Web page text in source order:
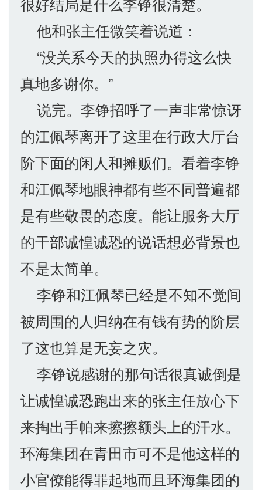
他和张主任微笑着说道：
“没关系今天的执照办得这么快
真地多谢你。”
说完。李铮招呼了一声非常惊讶
的江佩琴离开了这里在行政大厅台
阶下面的闲人和摊贩们。看着李铮
和江佩琴地眼神都有些不同普遍都
是有些敬畏的态度。能让服务大厅
的干部诚惶诚恐的说话想必背景也
不是太简单。
李铮和江佩琴已经是不知不觉间
被周围的人归纳在有钱有势的阶层
了这也算是无妄之灾。
李铮说感谢的那句话很真诚倒是
让诚惶诚恐跑出来的张主任放心下
来掏出手帕来擦擦额头上的汗水。
环海集团在青田市可不是他这样的
小官僚能得罪起地而且环海集团的